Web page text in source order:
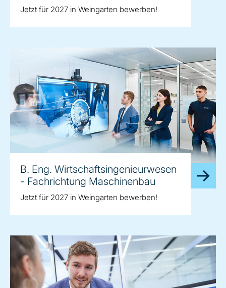
Jetzt für 2027 in Weingarten bewerben!
B. Eng. Wirtschaftsingenieurwesen
- Fachrichtung Maschinenbau
Jetzt für 2027 in Weingarten bewerben!